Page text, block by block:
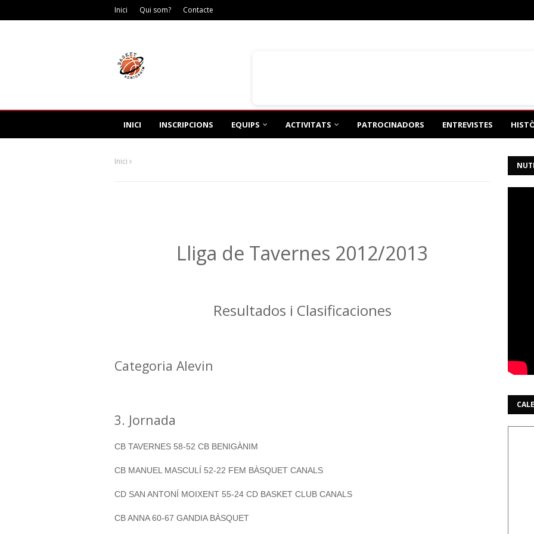
Inici Qui som? Contacte
INICI INSCRIPCIONS EQUIPS ACTIVITATS PATROCINADORS ENTREVISTES
Inici
Lliga de Tavernes 2012/2013
Resultados i Clasificaciones
Categoria Alevin
3. Jornada
CB TAVERNES 58-52 CB BENIGÀNIM
CB MANUEL MASCULÍ 52-22 FEM BÀSQUET CANALS
CD SAN ANTONÍ MOIXENT 55-24 CD BASKET CLUB CANALS
CB ANNA 60-67 GANDIA BÀSQUET